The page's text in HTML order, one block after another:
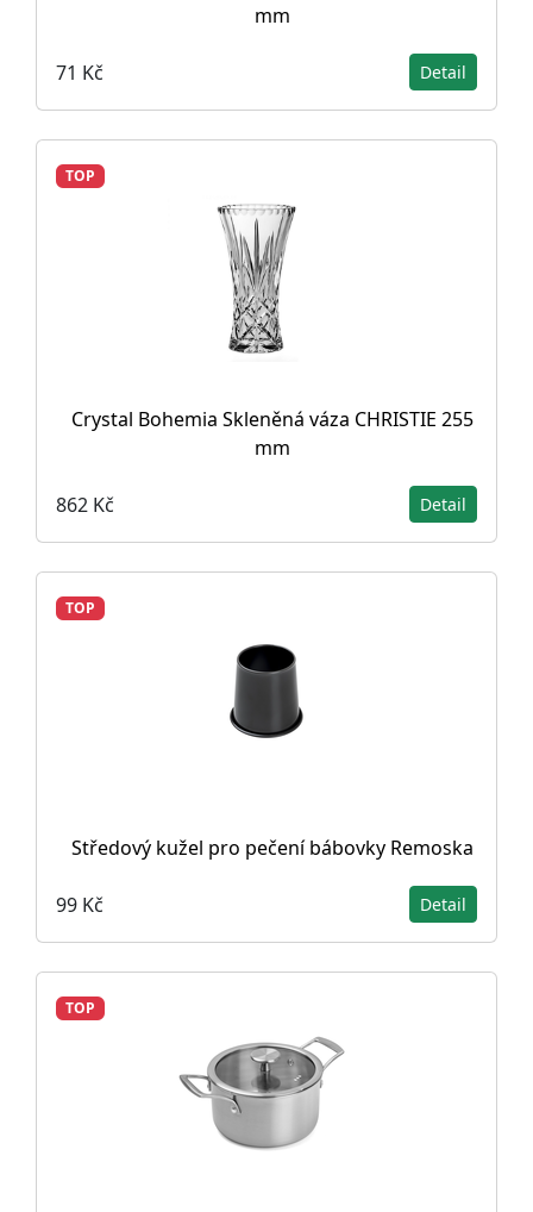
mm
71 Kč Detail
TOP
Crystal Bohemia Skleněná váza CHRISTIE 255
mm
862 Kč Detail
TOP
Středový kužel pro pečení bábovky Remoska
99 Kč Detail
TOP